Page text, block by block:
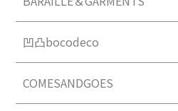
凹凸bocodeco
COMESANDGOES